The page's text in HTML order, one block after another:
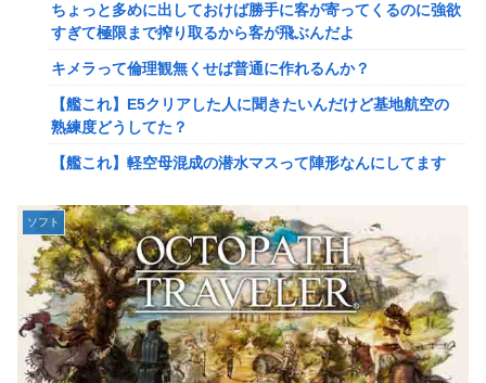
してるとアホほど時間かかる？
【驚愕】ユーチューバー「撮影で使うから、この高級時計も
車もぜ～んぶ経費でタダ！ｗ」←まさかコレ本気にしてる奴
なんておらんよな？よな？w w w w w w w w w w w
【速報】へずまりゅうさん、完全に聖人の顔へ←これw w w
w w w w w
【緊急】爆美女「すみません。砲弾3つ持ってきました」警
察「！？」自衛隊「！？」→結果w w w w w w w w
【動画】名古屋栄で不良外人が警察官を突き飛ばす。逮捕し
ろやｗｗｗ
【勇者王ガオガイガー】PLAMATEA「獅子王凱」プラモデ
ル【明日予約開始】
ちょっと多めに出しておけば勝手に客が寄ってくるのに強欲
すぎて極限まで搾り取るから客が飛ぶんだよ
キメラって倫理観無くせば普通に作れるんか？
【艦これ】E5クリアした人に聞きたいんだけど基地航空の
熟練度どうしてた？
【艦これ】軽空母混成の潜水マスって陣形なんにしてます
【画像】X女子「ガチでこういう彼氏欲しくて息できん」
2000万バズ
【動画】クレヨンしんちゃんの例の動画、バズリすぎてネッ
トミームと化すｗｗｗｗ
【速報】ジャンポケ斎藤、求刑7年で逝く。実刑確実か
【速報】ゼレンスキー大統領「日本の支援は期待されたほど
ソフト